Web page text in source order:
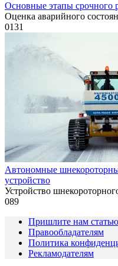
Основные этапы срочного
Оценка аварийного
0131
Автономные
устройство
Устройство
089
Пришлите нам статью
Правообладателям
Политика
Рекламодателям